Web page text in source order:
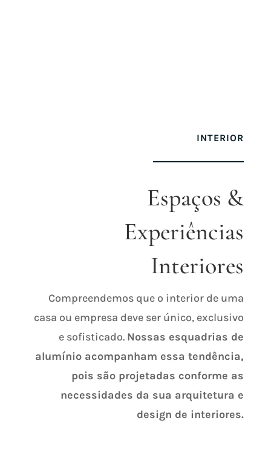
INTERIOR
Espaços &
Experiências
Interiores
Compreendemos que o interior de uma
casa ou empresa deve ser único, exclusivo
e sofisticado. Nossas esquadrias de
alumínio acompanham essa tendência,
pois são projetadas conforme as
necessidades da sua arquitetura e
design de interiores.